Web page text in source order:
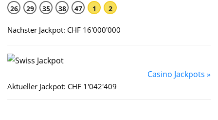
26 29 35 38 47 1 2
Nächster Jackpot: CHF 16'000'000
Casino Jackpots »
Aktueller Jackpot: CHF 1'042'409